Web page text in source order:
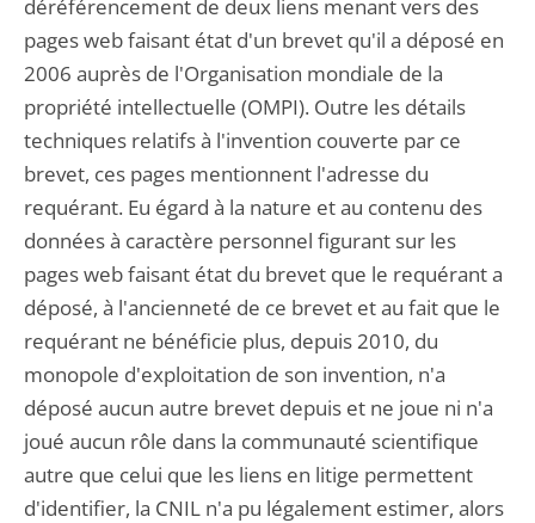
déréférencement de deux liens menant vers des
pages web faisant état d'un brevet qu'il a déposé en
2006 auprès de l'Organisation mondiale de la
propriété intellectuelle (OMPI). Outre les détails
techniques relatifs à l'invention couverte par ce
brevet, ces pages mentionnent l'adresse du
requérant. Eu égard à la nature et au contenu des
données à caractère personnel figurant sur les
pages web faisant état du brevet que le requérant a
déposé, à l'ancienneté de ce brevet et au fait que le
requérant ne bénéficie plus, depuis 2010, du
monopole d'exploitation de son invention, n'a
déposé aucun autre brevet depuis et ne joue ni n'a
joué aucun rôle dans la communauté scientifique
autre que celui que les liens en litige permettent
d'identifier, la CNIL n'a pu légalement estimer, alors